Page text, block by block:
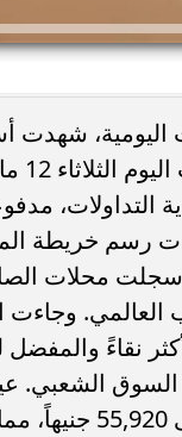
اليومية، شهدت
التداولات،
رسم خريطة
​سجلت محلات
الجنيه الذهب: